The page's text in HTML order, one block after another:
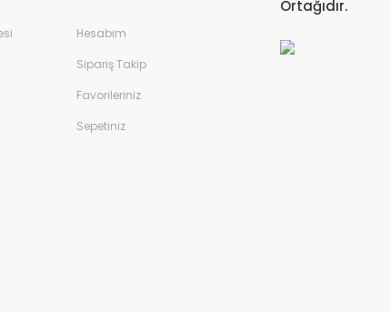
Hesabım
Sipariş Takip
Favorileriniz
Sepetiniz
Ortağıdır.